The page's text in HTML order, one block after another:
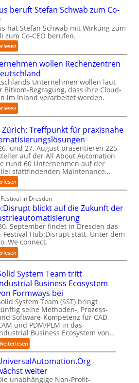
f
i
e
I
m
p
l
e
m
e
n
t
i
r
u
n
g
a
n
“
ä
i
s
e
2
D
I
n
s
p
e
t
o
n
m
i
t
n
t
v
e
r
E
d
g
-
I
n
t
e
l
l
i
g
e
n
beruft Stefan Schwab zum Co-
hat Stefan Schwab mit Wirkung zum
zum Co-CEO berufen.
:
C
y
b
u
s
b
e
r
f
t
S
t
e
f
a
n
c
h
w
a
b
z
u
m
o
-
C
E
O
wollen Rechenzentren
Unternehmen wollen laut
Bitkom-Begragung, dass ihre Cloud-
im Inland verarbeitet werden.
:
U
t
e
r
n
e
h
m
e
n
w
o
l
e
n
R
c
h
e
n
z
e
n
t
r
e
i
n
D
Zürich: Treffpunkt für praxisnahe
und 27. August präsentieren 225
auf der All About Automation
rund 60 Unternehmen auf der
stattfindenden Maintenance…
:
A
A
A
ü
r
i
c
h
T
r
e
f
f
p
u
n
k
t
f
ü
r
p
in Dresden
blickt auf die Zukunft der
September findet in Dresden das
Festival Hub:Disrupt statt. Unter dem
‚We connect.
:
H
b
:
D
i
s
r
u
p
t
b
l
c
System Team tritt
Business Ecosystem
Formways bei
System Team (SST) bringt
seine Methoden-, Prozess-
Software-Kompetenz für CAD,
und PDM/PLM in das
Business Ecosystem von…
:
S
o
i
weiter
unabhängige Non-Profit-